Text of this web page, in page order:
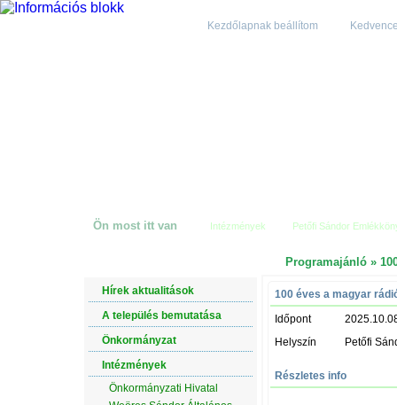
Kezdőlapnak beállítom
Ön most itt van Intézmények Petőfi Sándor
Hírek aktualitások
A település bemutatása
Önkormányzat
Intézmények
Önkormányzati Hivatal
Programajánló »
100 éves a magyar
Időpont
Helyszín
Petőfi
Részletes info